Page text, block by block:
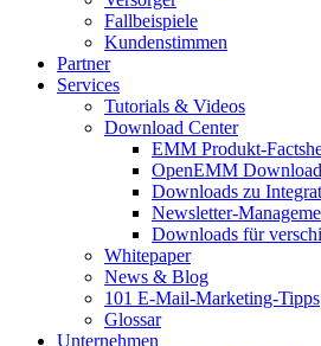
Fallbeispiele
Kundenstimmen
Partner
Services
Tutorials & Videos
Download Center
EMM Produkt-
OpenEMM
Downloads zu
Newsletter-
Downloads für
Whitepaper
News & Blog
101 E-Mail-Marketing-Tipps
Glossar
Unternehmen